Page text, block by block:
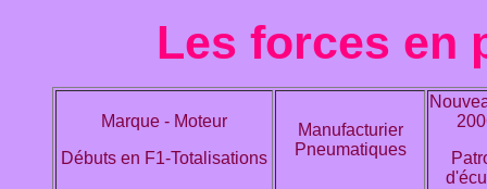
Les forces en
Marque - Moteur
Débuts en F1-Totalisations
Manufacturier
Pneumatiques